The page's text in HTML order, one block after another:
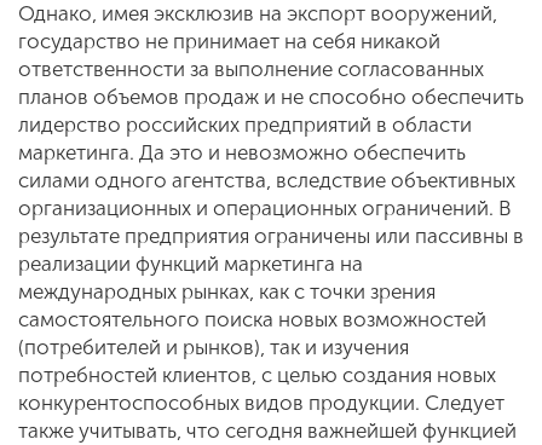
Однако, имея эксклюзив на экспорт вооружений,
государство не принимает на себя никакой
ответственности за выполнение согласованных
планов объемов продаж и не способно обеспечить
лидерство российских предприятий в области
маркетинга. Да это и невозможно обеспечить
силами одного агентства, вследствие объективных
организационных и операционных ограничений. В
результате предприятия ограничены или пассивны в
реализации функций маркетинга на
международных рынках, как с точки зрения
самостоятельного поиска новых возможностей
(потребителей и рынков), так и изучения
потребностей клиентов, с целью создания новых
конкурентоспособных видов продукции. Следует
также учитывать, что сегодня важнейшей функцией